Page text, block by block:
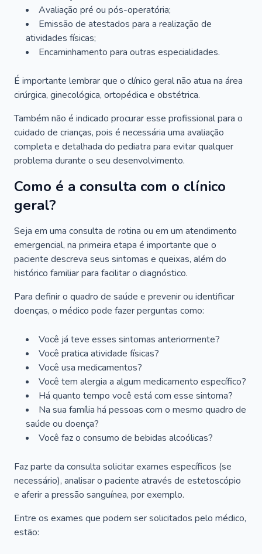
Avaliação pré ou pós-operatória;
Emissão de atestados para a realização de
atividades físicas;
Encaminhamento para outras especialidades.
É importante lembrar que o clínico geral não atua na área
cirúrgica, ginecológica, ortopédica e obstétrica.
Também não é indicado procurar esse profissional para o
cuidado de crianças, pois é necessária uma avaliação
completa e detalhada do pediatra para evitar qualquer
problema durante o seu desenvolvimento.
Como é a consulta com o clínico
geral?
Seja em uma consulta de rotina ou em um atendimento
emergencial, na primeira etapa é importante que o
paciente descreva seus sintomas e queixas, além do
histórico familiar para facilitar o diagnóstico.
Para definir o quadro de saúde e prevenir ou identificar
doenças, o médico pode fazer perguntas como:
Você já teve esses sintomas anteriormente?
Você pratica atividade físicas?
Você usa medicamentos?
Você tem alergia a algum medicamento específico?
Há quanto tempo você está com esse sintoma?
Na sua família há pessoas com o mesmo quadro de
saúde ou doença?
Você faz o consumo de bebidas alcoólicas?
Faz parte da consulta solicitar exames específicos (se
necessário), analisar o paciente através de estetoscópio
e aferir a pressão sanguínea, por exemplo.
Entre os exames que podem ser solicitados pelo médico,
estão: